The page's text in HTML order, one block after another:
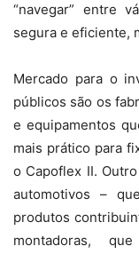
“navegar” entre
segura e eficiente,
Mercado para o
públicos são os
e equipamentos
mais prático para
o Capoflex II.
automotivos –
produtos
montadoras,